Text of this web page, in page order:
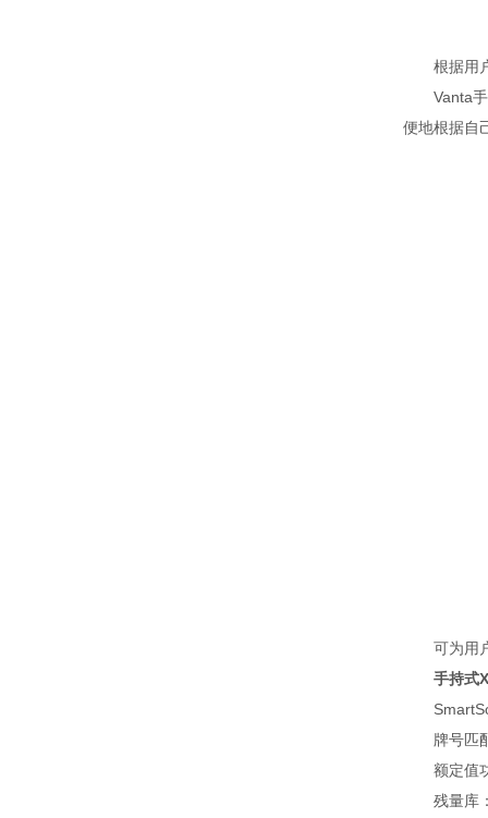
根据用户
Vanta手持
便地根据自
可为用户
手持式
SmartSort
牌号匹配
额定值功
残量库：